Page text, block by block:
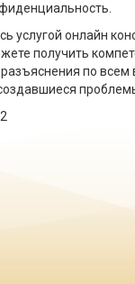
⠀
услугой онлайн
получить
по всем